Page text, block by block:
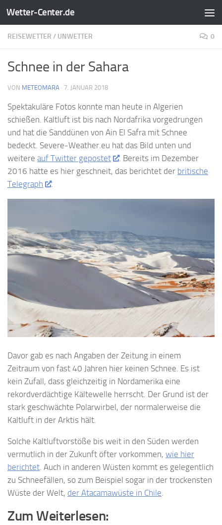
Zum Inhalt springen
Wetter-Center.de
REISEWETTER / UNWETTER 0
Schnee in der Sahara
VON METEOMARA · 7. JANUAR 2018
Spektakuläre Fotos konnte man heute in Algerien
schießen. Kaltluft ist bis nach Nordafrika vorgedrungen
und hat die Sanddünen von Ain El Safra mit Schnee
bedeckt. Severe-Weather.eu hat das Bild unten und
weitere auf Twitter gepostet
. Bereits im Dezember
2016 hatte es hier geschneit, das berichtet der britische
Telegraph
.
Davor gab es nach Angaben der Zeitung in einem
Zeitraum von fast 40 Jahren hier keinen Schnee. Es ist
kein Zufall, dass gleichzeitig in Nordamerika eine
rekordverdächtige Kältewelle herrscht. Der Grund ist der
stark geschwächte Polarwirbel, der normalerweise die
Kaltluft in der Arktis hält.
Solche Kaltluftvorstöße bis weit in den Süden werden
vermutlich in der Zukunft öfter vorkommen, wie hier
berichtet . Auch in anderen Wüsten kommt es gelegentlich
zu Schneefällen, so zum Beispiel sogar in der trockensten
Wüste der Welt, der Atacamawüste in Chile
Zum Weiterlesen: